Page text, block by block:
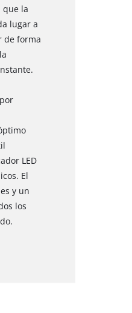
que la
lugar a
de forma
LED
El
y un
los